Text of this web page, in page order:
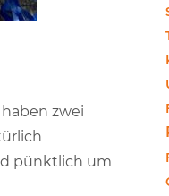
zwei
pünktlich um